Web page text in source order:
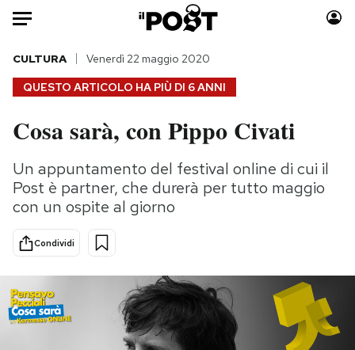
Auto
HOME
Italia
Politica
Tecnologia
Scienza
Economia
Sport
Moda
Consumismi
Storie/Idee
Altrecose
Mondiali calcio 2026
QUESTO ARTICOLO HA PIÙ DI 6 ANNI
CULTURA Venerdì 22 maggio 2020
Cosa sarà, con Pippo Civati
Un appuntamento del festival online di cui il
Post è partner, che durerà per tutto maggio
con un ospite al giorno
Condividi